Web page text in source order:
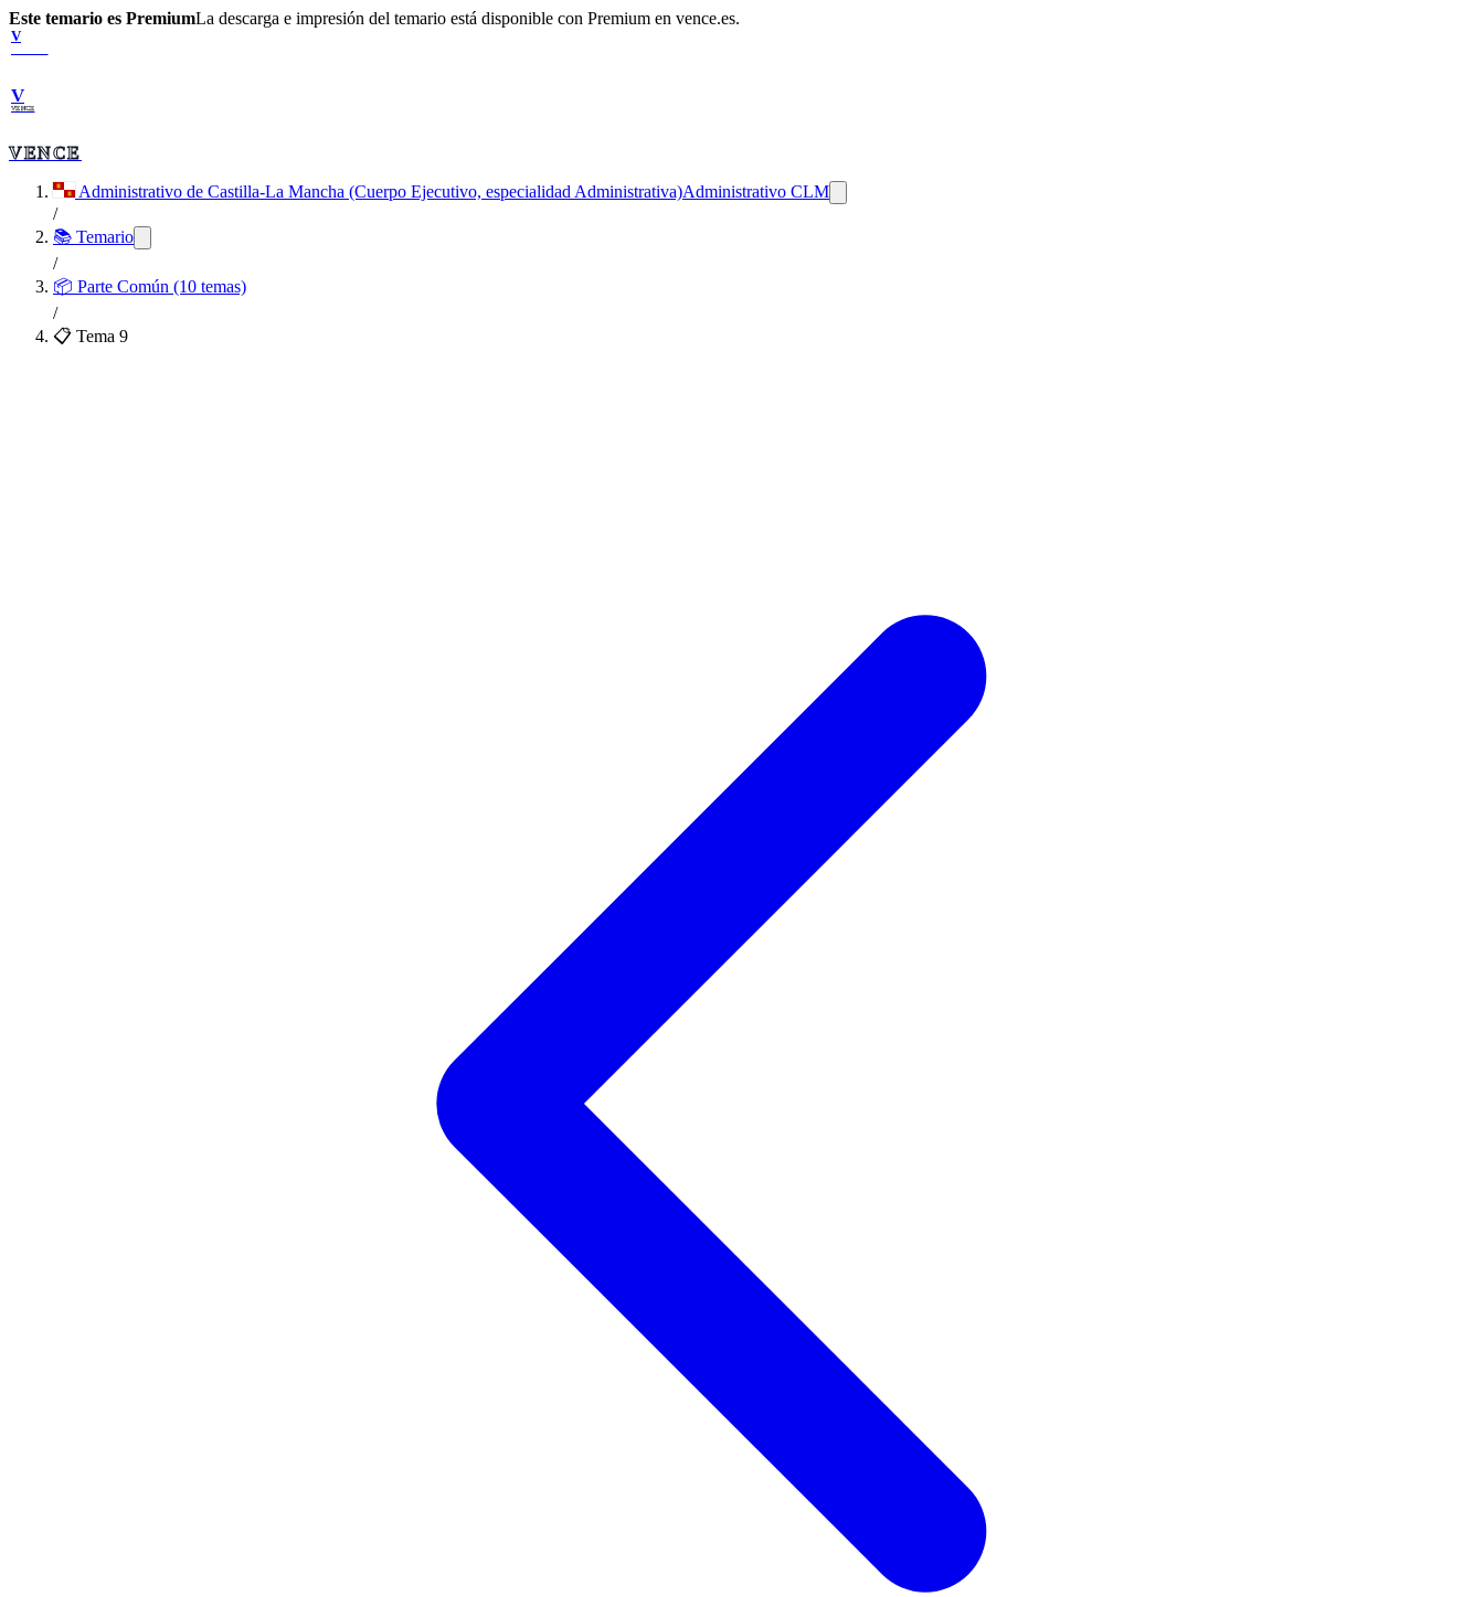
Este temario es PremiumLa descarga e impresión del temario está disponible con Premium en vence.es.
V
V
VENCE
VENCE
Administrativo de Castilla-La Mancha (Cuerpo Ejecutivo, especialidad Administrativa)Administrativo CLM
/
📚 Temario
/
📦 Parte Común (10 temas)
/
📋 Tema 9